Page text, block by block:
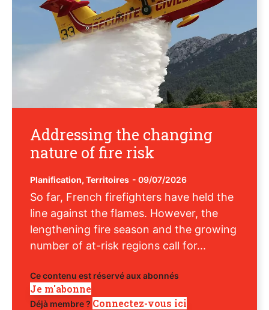
Addressing the changing
nature of fire risk
Planification, Territoires - 09/07/2026
So far, French firefighters have held the
line against the flames. However, the
lengthening fire season and the growing
number of at-risk regions call for...
Ce contenu est réservé aux abonnés
Je m'abonne
Déjà membre ? Connectez-vous ici